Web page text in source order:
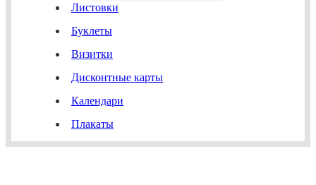
Листовки
Буклеты
Визитки
Дисконтные карты
Календари
Плакаты